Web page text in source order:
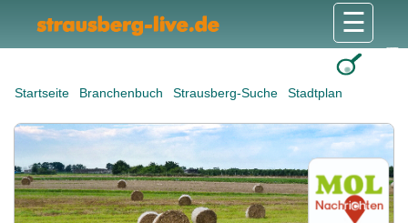
Startseite Branchenbuch Strausberg-Suche Stadtplan
☰